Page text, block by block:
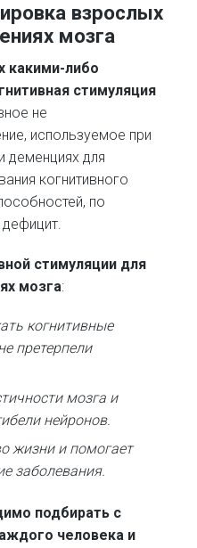
взрослых
мозга
какими-либо
стимуляция
не
используемое при
деменциях для
когнитивного
по
стимуляции для
мозга:
когнитивные
претерпели
мозга и
нейронов.
жизни и помогает
заболевания.
подбирать с
человека и